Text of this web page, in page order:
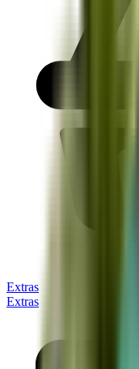
Extras
Extras